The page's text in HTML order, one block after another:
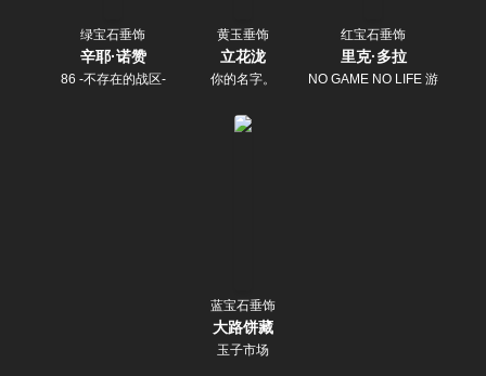
绿宝石垂饰
辛耶·诺赞
86 -不存在的战区-
黄玉垂饰
立花泷
你的名字。
红宝石垂饰
里克·多拉
NO GAME NO LIFE 游戏人生
蓝宝石垂饰
大路饼藏
玉子市场